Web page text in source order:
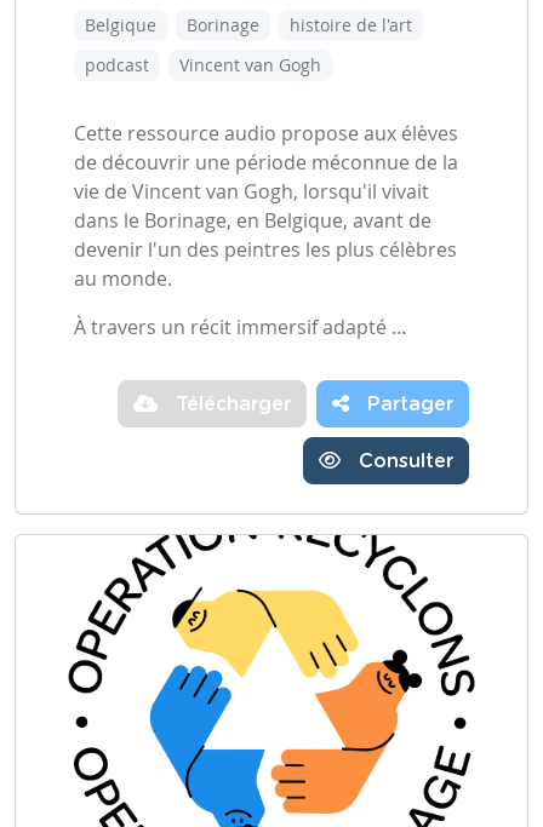
Belgique Borinage
histoire de l'art
podcast
Vincent van Gogh
Cette ressource audio propose aux élèves
de découvrir une période méconnue de la
vie de Vincent van Gogh, lorsqu'il vivait
dans le Borinage, en Belgique, avant de
devenir l'un des peintres les plus célèbres
au monde.
À travers un récit immersif adapté …
Télécharger Partager
Consulter